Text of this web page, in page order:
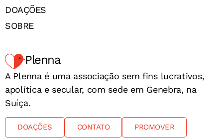
DOAÇÕES
SOBRE
Plenna
A Plenna é uma associação sem fins lucrativos,
apolítica e secular, com sede em Genebra, na
Suíça.
DOAÇÕES CONTATO PROMOVER